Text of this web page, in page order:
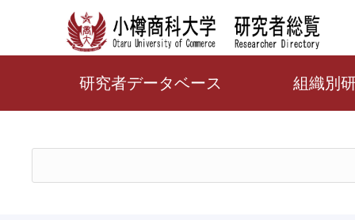
研究者データベース 組織別